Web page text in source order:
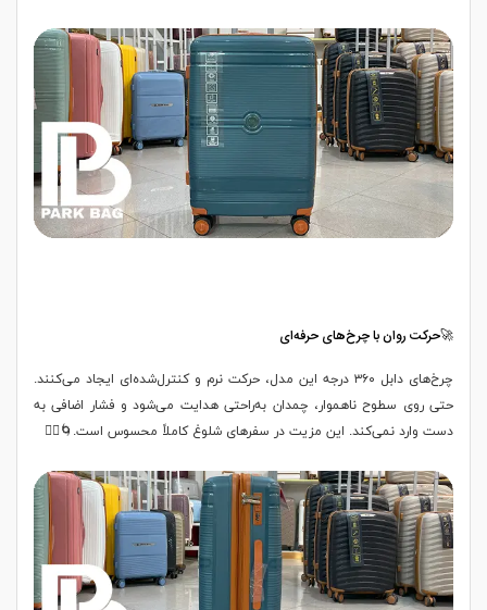
🚀حرکت روان با چرخ‌های حرفه‌ای
چرخ‌های دابل ۳۶۰ درجه این مدل، حرکت نرم و کنترل‌شده‌ای ایجاد می‌کنند.
حتی روی سطوح ناهموار، چمدان به‌راحتی هدایت می‌شود و فشار اضافی به
دست وارد نمی‌کند. این مزیت در سفرهای شلوغ کاملاً محسوس است.🌀🚶‍♂️